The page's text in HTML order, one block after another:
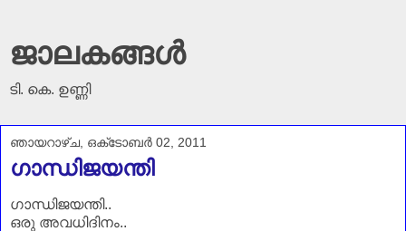
ജാലകങ്ങൾ
ടി. കെ. ഉണ്ണി
ഞായറാഴ്‌ച, ഒക്‌ടോബർ 02, 2011
ഗാന്ധിജയന്തി
ഗാന്ധിജയന്തി..
ഒരു അവധിദിനം..